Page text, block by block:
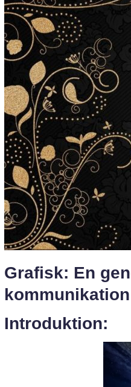
Grafisk: En
kommunikation
Introduktion: